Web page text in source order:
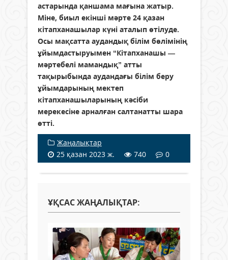
астарында қаншама мағына жатыр.
Міне, биыл екінші мәрте 24 қазан
кітапханашылар күні аталып өтілуде.
Осы мақсатта аудандық білім бөлімінің
ұйымдастыруымен “Кітапханашы —
мәртебелі мамандық” атты
тақырыбында аудандағы білім беру
ұйымдарының мектеп
кітапханашыларының кәсіби
мерекесіне арналған салтанатты шара
өтті.
Жаңалықтар
25 қазан 2023 ж.
740 0
ҰҚСАС ЖАҢАЛЫҚТАР: